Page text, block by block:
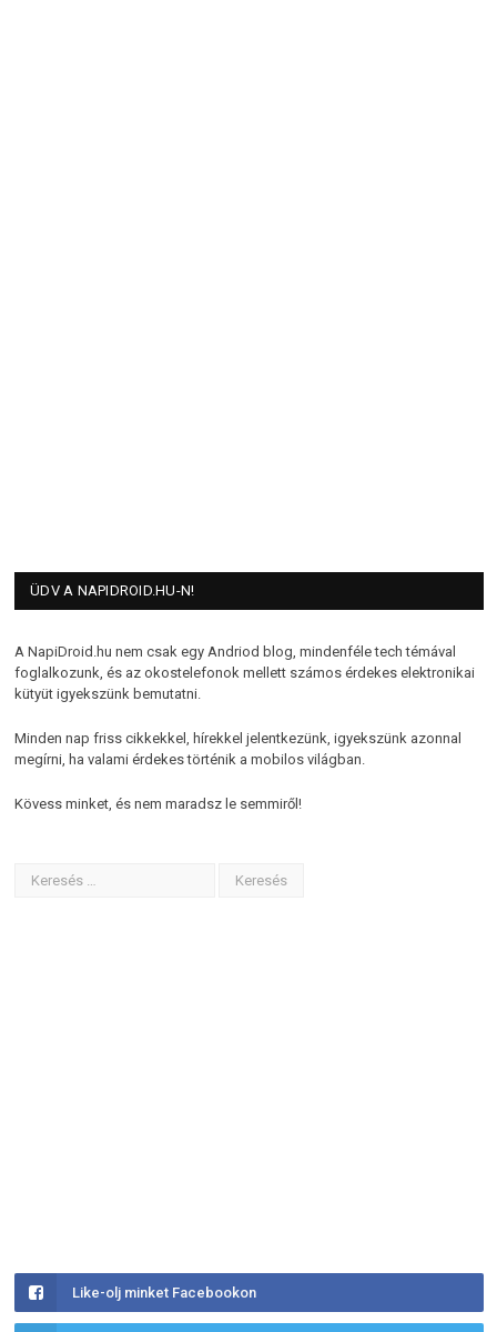
ÜDV A NAPIDROID.HU-N!
A NapiDroid.hu nem csak egy Andriod blog, mindenféle tech témával
foglalkozunk, és az okostelefonok mellett számos érdekes elektronikai
kütyüt igyekszünk bemutatni.
Minden nap friss cikkekkel, hírekkel jelentkezünk, igyekszünk azonnal
megírni, ha valami érdekes történik a mobilos világban.
Kövess minket, és nem maradsz le semmiről!
Like-olj minket Facebookon